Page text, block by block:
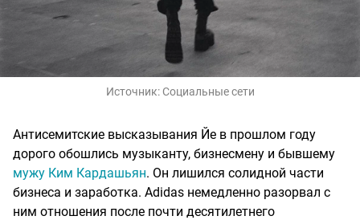
Источник: Социальные сети
Антисемитские высказывания Йе в прошлом году
дорого обошлись музыканту, бизнесмену и бывшему
мужу Ким Кардашьян. Он лишился солидной части
бизнеса и заработка. Adidas немедленно разорвал с
ним отношения после почти десятилетнего